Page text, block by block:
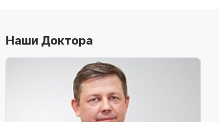
Наши Доктора